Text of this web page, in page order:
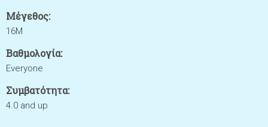
Μέγεθος:
16M
Βαθμολογία:
Everyone
Συμβατότητα:
4.0 and up